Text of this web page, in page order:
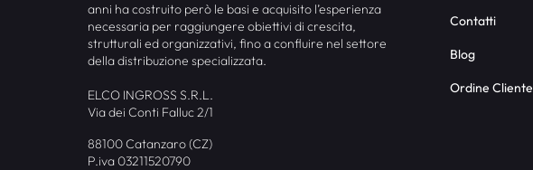
anni ha costruito però le basi e acquisito l’esperienza
necessaria per raggiungere obiettivi di crescita,
strutturali ed organizzativi, fino a confluire nel settore
della distribuzione specializzata.
ELCO INGROSS S.R.L.
Via dei Conti Falluc 2/1
88100 Catanzaro (CZ)
P.iva 03211520790
Contatti
Blog
Ordine Cliente